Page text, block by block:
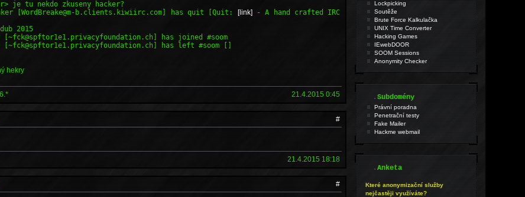
je tu nekdo zkuseny hacker?
[WordBreake@m-b.clients.kiwiirc.com] has quit [Quit: [link]- A hand crafted IRC
2015
has joined #soom
[~fck@spftor1e1.privacyfoundation.ch] has left #soom []
hekry
21.4.2015 0:45
#
21.4.2015 18:18
#
Lockpicking
Soutěže
Brute Force Kalkulačka
UNIX Time Converter
Hacking Games
IEwebDOOR
SOOM Sessions
Anonymity Checker
.Subdomény
Právní poradna
Penetrační testy
Fake Mailer
Hackme webmail
.Anketa
Které anonymizační služby
nejčastěji využíváte?